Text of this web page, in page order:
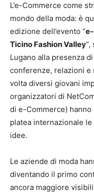
L’e-Commerce come
mondo della moda: è
edizione dell’evento “
Ticino Fashion Valley
Lugano alla presenza
conferenze, relazioni e
volta diversi giovani
organizzatori di
di e-Commerce)
platea internazionale
idee.
Le aziende di moda
diventando il primo
ancora maggiore